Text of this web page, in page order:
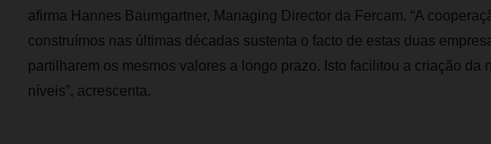
afirma Hannes Baumgartner, Managing Director da Fercam. “A
construímos nas últimas décadas sustenta o facto de estas duas
partilharem os mesmos valores a longo prazo. Isto facilitou a criação da
níveis”, acrescenta.